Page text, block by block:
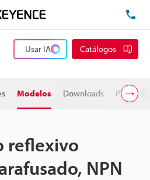
Usar IA Catálogos
Modelos Downloads Preço
reflexivo
NPN